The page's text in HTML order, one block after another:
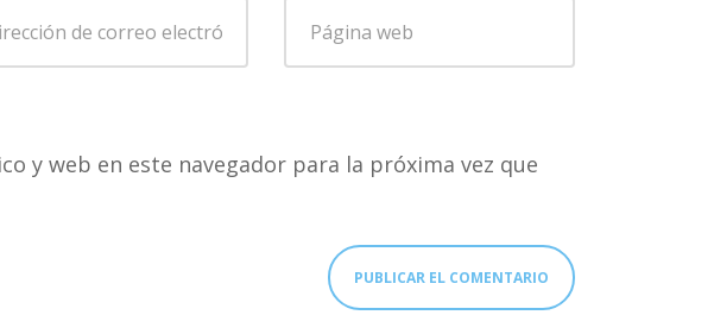
web
y web en este navegador para la próxima vez que